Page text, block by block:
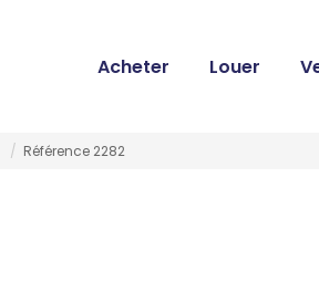
Acheter Louer
Référence 2282